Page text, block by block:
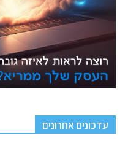
עדכונים אחרונים